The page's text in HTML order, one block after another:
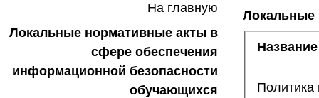
На главную
Локальные нормативные акты в
сфере обеспечения
информационной безопасности
обучающихся
Локальные
Название